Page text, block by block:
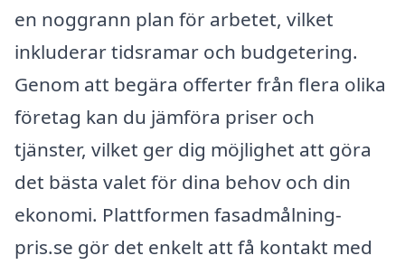
en noggrann plan för arbetet, vilket
inkluderar tidsramar och budgetering.
Genom att begära offerter från flera olika
företag kan du jämföra priser och
tjänster, vilket ger dig möjlighet att göra
det bästa valet för dina behov och din
ekonomi. Plattformen fasadmålning-
pris.se gör det enkelt att få kontakt med